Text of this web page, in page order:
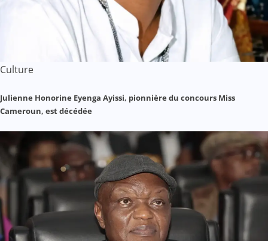
Culture
Julienne Honorine Eyenga Ayissi, pionnière du concours Miss
Cameroun, est décédée